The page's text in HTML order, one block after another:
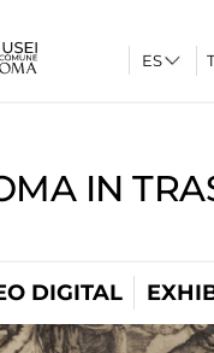
IN
DIGITAL